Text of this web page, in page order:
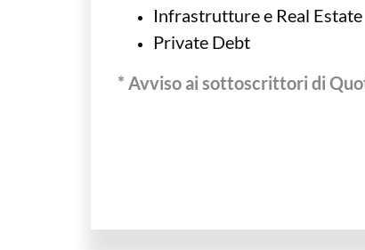
Infrastrutture e Real Estate
Private Debt
* Avviso ai sottoscrittori di